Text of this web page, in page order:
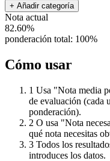
+ Añadir categoría
Nota actual
82.60%
ponderación total: 100%
Cómo usar
1 Usa "Nota media
de evaluación (cada
ponderación).
2 O usa "Nota
qué nota necesitas
3 Todos los
introduces los datos.